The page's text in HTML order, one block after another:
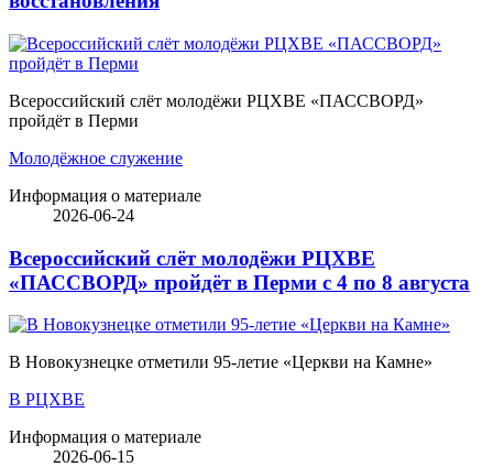
Всероссийский слёт молодёжи РЦХВЕ «ПАССВОРД»
пройдёт в Перми
Молодёжное служение
Информация о материале
2026-06-24
Всероссийский слёт молодёжи РЦХВЕ
«ПАССВОРД» пройдёт в Перми с 4 по 8 августа
В Новокузнецке отметили 95-летие «Церкви на Камне»
В РЦХВЕ
Информация о материале
2026-06-15